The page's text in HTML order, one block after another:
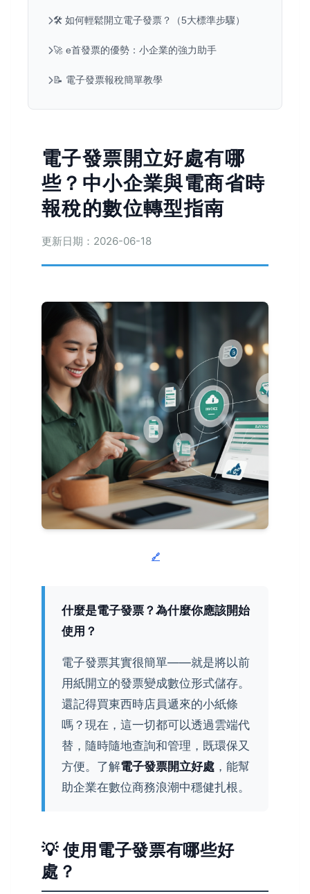
🛠️ 如何輕鬆開立電子發票？（5大標準步驟）
🚀 e首發票的優勢：小企業的強力助手
📝 電子發票報稅簡單教學
電子發票開立好處有哪
些？中小企業與電商省時
報稅的數位轉型指南
更新日期：2026-06-18
什麼是電子發票？為什麼你應該開始
使用？
電子發票其實很簡單——就是將以前
用紙開立的發票變成數位形式儲存。
還記得買東西時店員遞來的小紙條
嗎？現在，這一切都可以透過雲端代
替，隨時隨地查詢和管理，既環保又
方便。了解電子發票開立好處 ，能幫
助企業在數位商務浪潮中穩健扎根。
💡 使用電子發票有哪些好
處？